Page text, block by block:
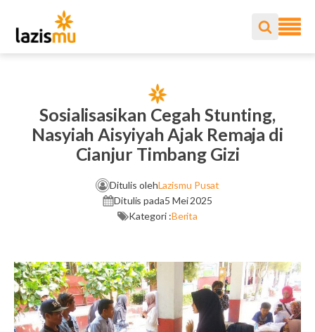
Sosialisasikan Cegah Stunting,
Nasyiah Aisyiyah Ajak Remaja di
Cianjur Timbang Gizi
Ditulis olehLazismu Pusat
Ditulis pada5 Mei 2025
Kategori :Berita